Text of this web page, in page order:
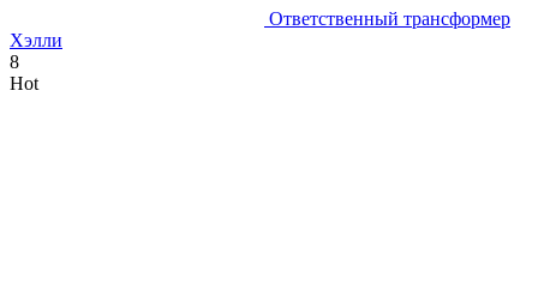
Ответственный трансформер
Хэлли
8
Hot